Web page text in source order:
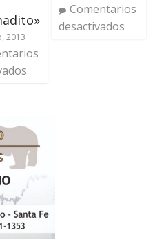
2013
Comentarios
desactivados